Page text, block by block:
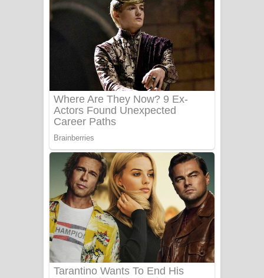
Niwuna Numba Hinda Song Lyrics -
නිවුනා නුඹ හින්දා ගීතයේ පද පෙළ
Numba Dun Aadare Song Lyrics - නුඹ
දුන් ආදරේ ගීතයේ පද පෙළ
Liyamuda Dan Anagathe Song Lyrics
- ලියමුද දැන් අනාගතේ ගීතයේ පද පෙළ
Doni Song Lyrics - දෝණි ගීතයේ පද
පෙළ
Benthara Palame Song Lyrics -
බෙන්තර පාලමේ ගීතයේ පද පෙළ
Sanda Babalena Song Lyrics - සඳ